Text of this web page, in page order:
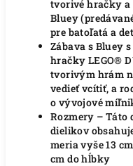
tvorivé hračky a
Bluey
pre batoľatá a
Zábava s Bluey
hračky LEGO®
tvorivým hrám
vedieť vcítiť, a
o vývojové
Rozmery – Táto
dielikov
meria vyše 13
cm do hĺbky